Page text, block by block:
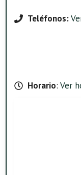
Teléfonos:
Horario: Ver